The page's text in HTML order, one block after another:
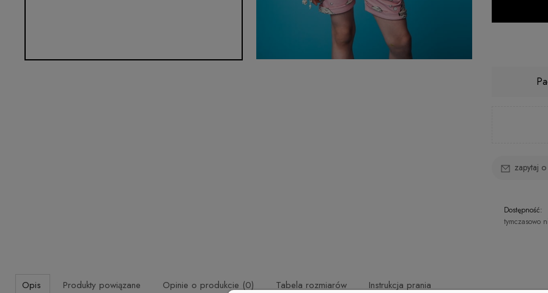
zapytaj
Dostępność:
tymczasowo
Opis Produkty powiązane Opinie o produkcie (0) Tabela rozmiarów Instrukcja prania